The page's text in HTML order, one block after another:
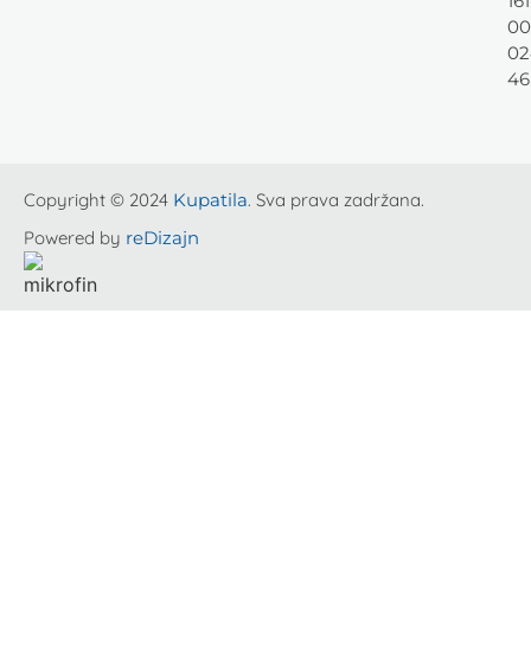
46
Copyright © 2024 Kupatila. Sva prava zadržana.
Powered by reDizajn